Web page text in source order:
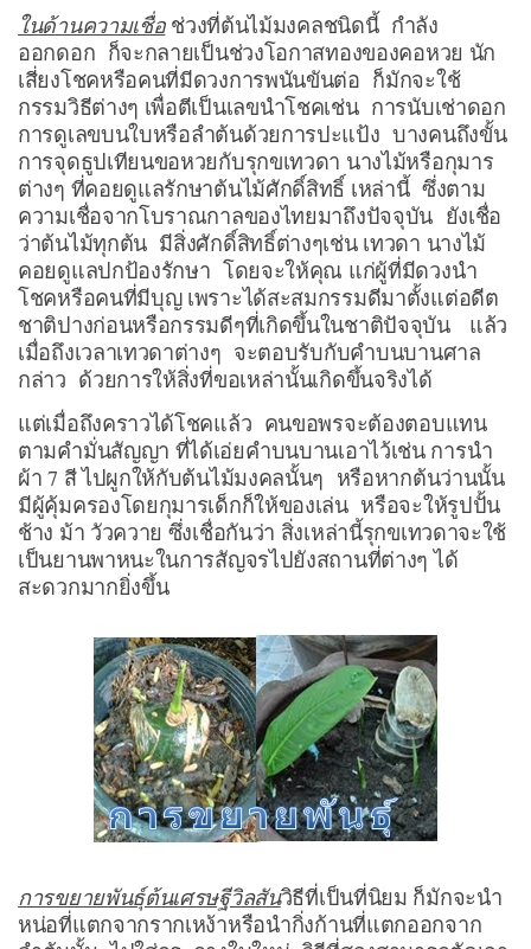
ในด้านความเชื่อช่วงที่ต้นไม้มงคลชนิดนี้ กำลัง
ออกดอก ก็จะกลายเป็นช่วงโอกาสทองของคอหวย นัก
เสี่ยงโชคหรือคนที่มีดวงการพนันขันต่อ ก็มักจะใช้
กรรมวิธีต่างๆ เพื่อตีเป็นเลขนำโชคเช่น การนับเช่าดอก
การดูเลขบนใบหรือลำต้นด้วยการปะแป้ง บางคนถึงขั้น
การจุดธูปเทียนขอหวยกับรุกขเทวดา นางไม้หรือกุมาร
ต่างๆ ที่คอยดูแลรักษาต้นไม้ศักดิ์สิทธิ์ เหล่านี้ ซึ่งตาม
ความเชื่อจากโบราณกาลของไทยมาถึงปัจจุบัน ยังเชื่อ
ว่าต้นไม้ทุกต้น มีสิ่งศักดิ์สิทธิ์ต่างๆเช่น เทวดา นางไม้
คอยดูแลปกป้องรักษา โดยจะให้คุณ แก่ผู้ที่มีดวงนำ
โชคหรือคนที่มีบุญ เพราะได้สะสมกรรมดีมาตั้งแต่อดีต
ชาติปางก่อนหรือกรรมดีๆที่เกิดขึ้นในชาติปัจจุบัน แล้ว
เมื่อถึงเวลาเทวดาต่างๆ จะตอบรับกับคำบนบานศาล
กล่าว ด้วยการให้สิ่งที่ขอเหล่านั้นเกิดขึ้นจริงได้
แต่เมื่อถึงคราวได้โชคแล้ว คนขอพรจะต้องตอบแทน
ตามคำมั่นสัญญา ที่ได้เอ่ยคำบนบานเอาไว้เช่น การนำ
ผ้า 7 สี ไปผูกให้กับต้นไม้มงคลนั้นๆ หรือหากต้นว่านนั้น
มีผู้คุ้มครองโดยกุมารเด็กก็ให้ของเล่น หรือจะให้รูปปั้น
ช้าง ม้า วัวควาย ซึ่งเชื่อกันว่า สิ่งเหล่านี้รุกขเทวดาจะใช้
เป็นยานพาหนะในการสัญจรไปยังสถานที่ต่างๆ ได้
สะดวกมากยิ่งขึ้น
การขยายพันธุ์ต้นเศรษฐีวิลสันวิธีที่เป็นที่นิยม ก็มักจะนำ
หน่อที่แตกจากรากเหง้าหรือนำกิ่งก้านที่แตกออกจาก